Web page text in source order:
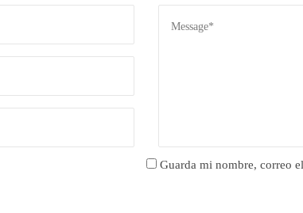
Guarda mi nombre, correo